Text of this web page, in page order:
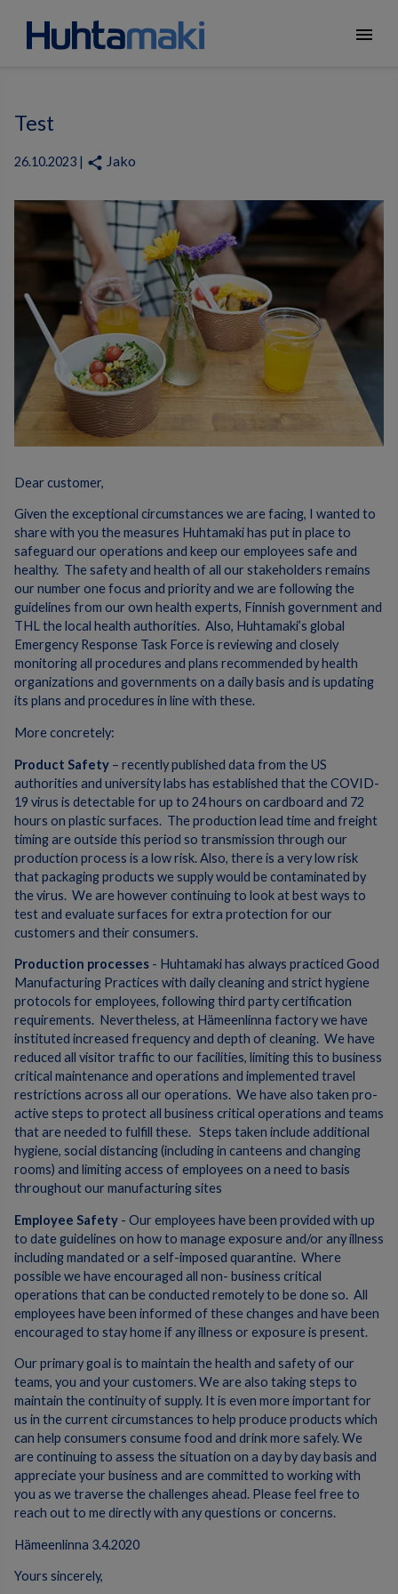
menu
Test
26.10.2023 | share Jako
Dear customer,
Given the exceptional circumstances we are facing, I wanted to
share with you the measures Huhtamaki has put in place to
safeguard our operations and keep our employees safe and
healthy. The safety and health of all our stakeholders remains
our number one focus and priority and we are following the
guidelines from our own health experts, Finnish government and
THL the local health authorities. Also, Huhtamaki’s global
Emergency Response Task Force is reviewing and closely
monitoring all procedures and plans recommended by health
organizations and governments on a daily basis and is updating
its plans and procedures in line with these.
More concretely:
Product Safety – recently published data from the US
authorities and university labs has established that the COVID-
19 virus is detectable for up to 24 hours on cardboard and 72
hours on plastic surfaces. The production lead time and freight
timing are outside this period so transmission through our
production process is a low risk. Also, there is a very low risk
that packaging products we supply would be contaminated by
the virus. We are however continuing to look at best ways to
test and evaluate surfaces for extra protection for our
customers and their consumers.
Production processes - Huhtamaki has always practiced Good
Manufacturing Practices with daily cleaning and strict hygiene
protocols for employees, following third party certification
requirements. Nevertheless, at Hämeenlinna factory we have
instituted increased frequency and depth of cleaning. We have
reduced all visitor traffic to our facilities, limiting this to business
critical maintenance and operations and implemented travel
restrictions across all our operations. We have also taken pro-
active steps to protect all business critical operations and teams
that are needed to fulfill these. Steps taken include additional
hygiene, social distancing (including in canteens and changing
rooms) and limiting access of employees on a need to basis
throughout our manufacturing sites
Employee Safety - Our employees have been provided with up
to date guidelines on how to manage exposure and/or any illness
including mandated or a self-imposed quarantine. Where
possible we have encouraged all non- business critical
operations that can be conducted remotely to be done so. All
employees have been informed of these changes and have been
encouraged to stay home if any illness or exposure is present.
Our primary goal is to maintain the health and safety of our
teams, you and your customers. We are also taking steps to
maintain the continuity of supply. It is even more important for
us in the current circumstances to help produce products which
can help consumers consume food and drink more safely. We
are continuing to assess the situation on a day by day basis and
appreciate your business and are committed to working with
you as we traverse the challenges ahead. Please feel free to
reach out to me directly with any questions or concerns.
Hämeenlinna 3.4.2020
Yours sincerely,